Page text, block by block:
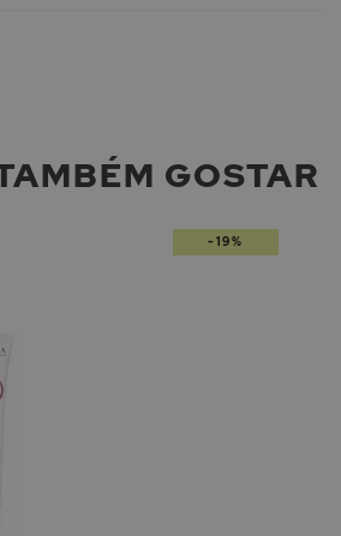
GOSTAR
-19%